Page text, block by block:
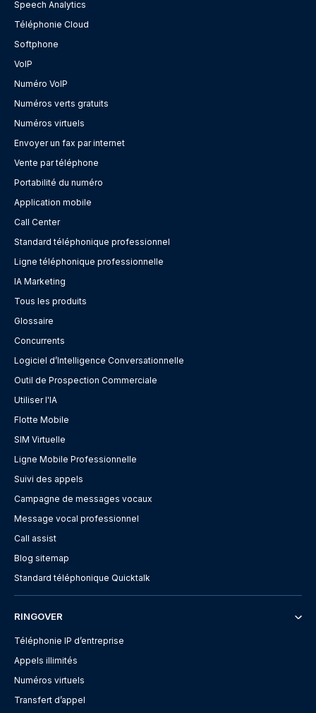
Speech Analytics
Téléphonie Cloud
Softphone
VoIP
Numéro VoIP
Numéros verts gratuits
Numéros virtuels
Envoyer un fax par internet
Vente par téléphone
Portabilité du numéro
Application mobile
Call Center
Standard téléphonique professionnel
Ligne téléphonique professionnelle
IA Marketing
Tous les produits
Glossaire
Concurrents
Logiciel d’Intelligence Conversationnelle
Outil de Prospection Commerciale
Utiliser l'IA
Flotte Mobile
SIM Virtuelle
Ligne Mobile Professionnelle
Suivi des appels
Campagne de messages vocaux
Message vocal professionnel
Call assist
Blog sitemap
Standard téléphonique Quicktalk
RINGOVER
Téléphonie IP d’entreprise
Appels illimités
Numéros virtuels
Transfert d’appel